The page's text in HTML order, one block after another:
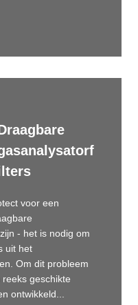
voor een
- het is nodig om
uit het
Om dit probleem
geschikte
ontwikkeld...